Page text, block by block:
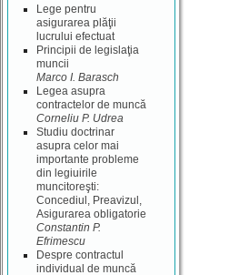
Lege pentru
asigurarea plăţii
lucrului efectuat
Principii de legislaţia
muncii
Marco I. Barasch
Legea asupra
contractelor de muncă
Corneliu P. Udrea
Studiu doctrinar
asupra celor mai
importante probleme
din legiuirile
muncitoreşti:
Concediul, Preavizul,
Asigurarea obligatorie
Constantin P.
Efrimescu
Despre contractul
individual de muncă